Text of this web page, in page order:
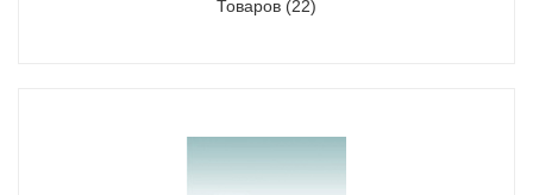
Товаров (22)